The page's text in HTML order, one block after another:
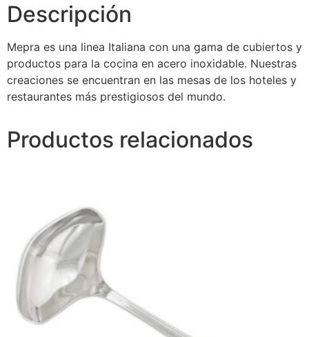
Descripción
Mepra es una linea Italiana con una gama de cubiertos y
productos para la cocina en acero inoxidable. Nuestras
creaciones se encuentran en las mesas de los hoteles y
restaurantes más prestigiosos del mundo.
Productos relacionados